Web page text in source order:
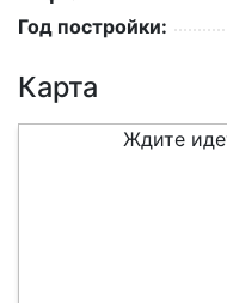
Год постройки:
Карта
Ждите